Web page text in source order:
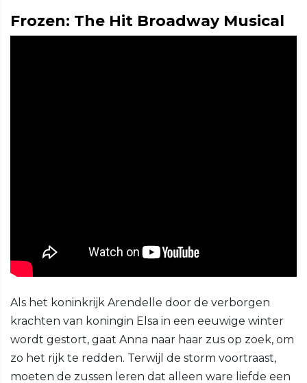
Frozen: The Hit Broadway Musical
Als het koninkrijk Arendelle door de verborgen
krachten van koningin Elsa in een eeuwige winter
wordt gestort, gaat Anna naar haar zus op zoek, om
zo het rijk te redden. Terwijl de storm voortraast,
moeten de zussen leren dat alleen ware liefde een